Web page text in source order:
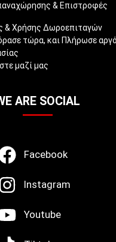
& Επιστροφές
& Χρήσης Δωροεπιταγών
τώρα, και Πλήρωσε
μαζί μας
ARE SOCIAL
Facebook
Instagram
Youtube